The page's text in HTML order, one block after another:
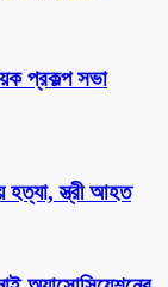
প্রকল্প সভা
হত্যা, স্ত্রী আহত